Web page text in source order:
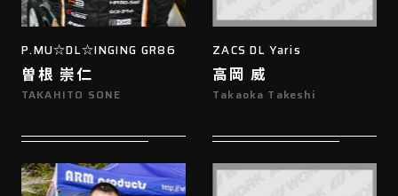
P.MU☆DL☆INGING GR86
曽根 崇仁
TAKAHITO SONE
ZACS DL Yaris
高岡 威
Takaoka Takeshi